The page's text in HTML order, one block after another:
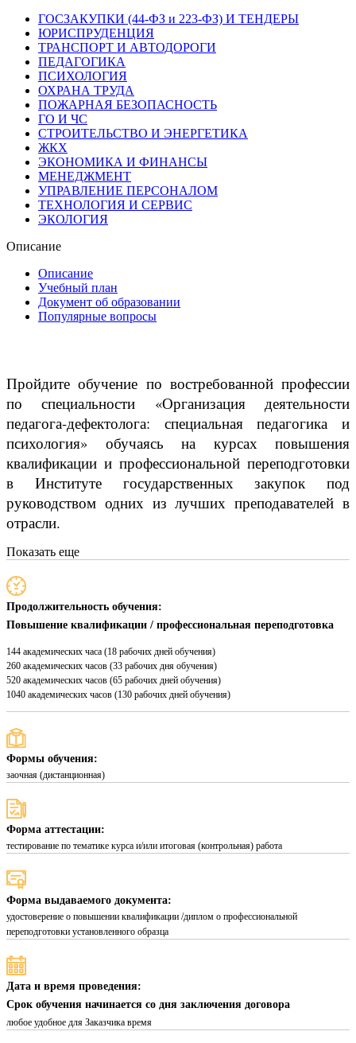
ГОСЗАКУПКИ (44-ФЗ и 223-ФЗ) И ТЕНДЕРЫ
ЮРИСПРУДЕНЦИЯ
ТРАНСПОРТ И АВТОДОРОГИ
ПЕДАГОГИКА
ПСИХОЛОГИЯ
ОХРАНА ТРУДА
ПОЖАРНАЯ БЕЗОПАСНОСТЬ
ГО И ЧС
СТРОИТЕЛЬСТВО И ЭНЕРГЕТИКА
ЖКХ
ЭКОНОМИКА И ФИНАНСЫ
МЕНЕДЖМЕНТ
УПРАВЛЕНИЕ ПЕРСОНАЛОМ
ТЕХНОЛОГИЯ И СЕРВИС
ЭКОЛОГИЯ
Описание
Описание
Учебный план
Документ об образовании
Популярные вопросы
Пройдите обучение по востребованной профессии
по специальности «Организация деятельности
педагога-дефектолога: специальная педагогика и
психология» обучаясь на курсах повышения
квалификации и профессиональной переподготовки
в Институте государственных закупок под
руководством одних из лучших преподавателей в
отрасли.
Показать еще
Продолжительность обучения:
Повышение квалификации / профессиональная переподготовка
144 академических часа (18 рабочих дней обучения)
260 академических часов (33 рабочих дня обучения)
520 академических часов (65 рабочих дней обучения)
1040 академических часов (130 рабочих дней обучения)
Формы обучения:
заочная (дистанционная)
Форма аттестации:
тестирование по тематике курса и/или итоговая (контрольная) работа
Форма выдаваемого документа:
удостоверение о повышении квалификации /диплом о профессиональной
переподготовки установленного образца
Дата и время проведения:
Срок обучения начинается со дня заключения договора
любое удобное для Заказчика время